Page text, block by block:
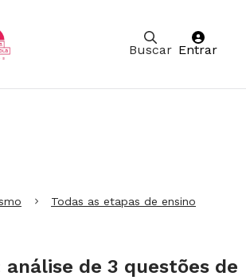
Buscar Entrar
Todas as etapas de ensino
análise de 3 questões de